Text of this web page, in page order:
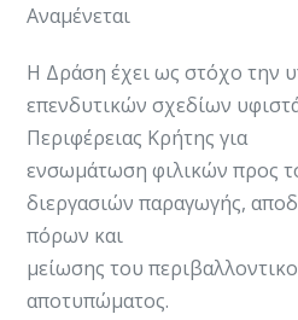
Αναμένεται
Η Δράση έχει ως στόχο την
επενδυτικών σχεδίων
Περιφέρειας Κρήτης για
ενσωμάτωση φιλικών προς
διεργασιών παραγωγής,
πόρων και
μείωσης του
αποτυπώματος.